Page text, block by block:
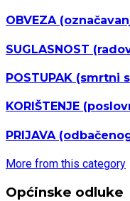
OBVEZA
SUGLASNOST
POSTUPAK (smrtni
KORIŠTENJE
PRIJAVA
More from this category
Općinske odluke